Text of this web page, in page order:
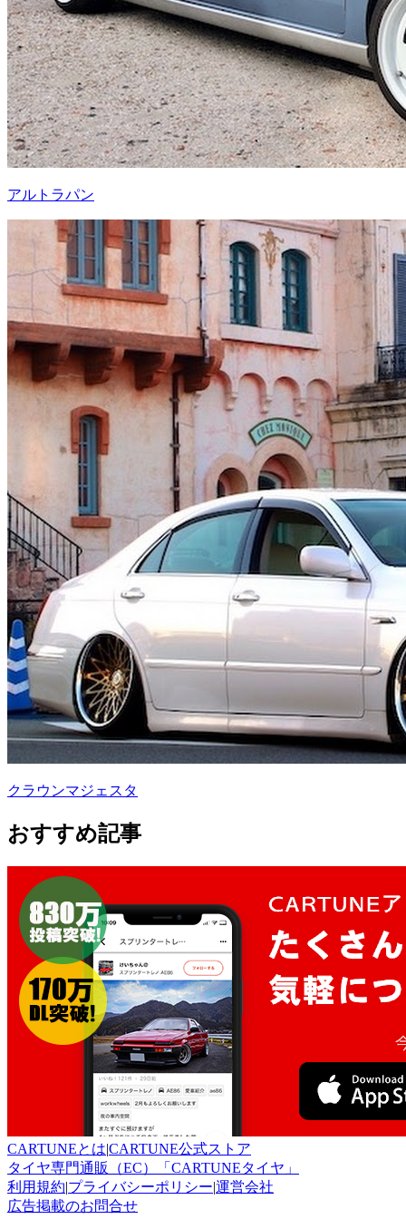
アルトラパン
クラウンマジェスタ
おすすめ記事
CARTUNEとは|CARTUNE公式ストア
タイヤ専門通販（EC）「CARTUNEタイヤ」
利用規約|プライバシーポリシー|運営会社
広告掲載のお問合せ